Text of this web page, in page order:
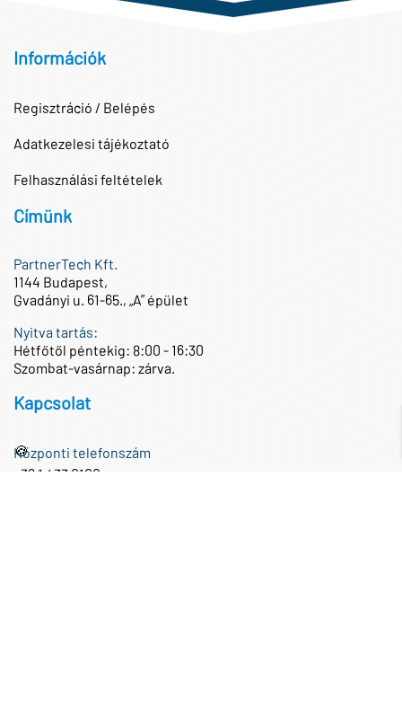
Információk
Regisztráció / Belépés
Adatkezelesi tájékoztató
Felhasználási feltételek
Címünk
PartnerTech Kft.
1144 Budapest,
Gvadányi u. 61-65., „A” épület
Nyitva tartás:
Hétfőtől péntekig: 8:00 - 16:30
Szombat-vasárnap: zárva.
Kapcsolat
Központi telefonszám
+36 1 433 0100
🍪